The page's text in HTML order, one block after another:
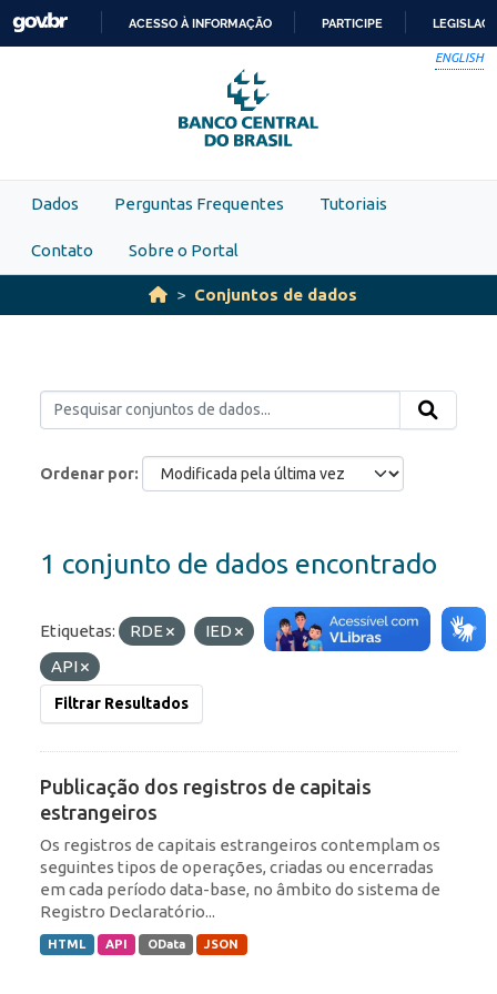
Skip to main content
PARA
O
CONTEÚDO
ACESSO À INFORMAÇÃO PARTICIPE
ENGLISH
Dados Perguntas Frequentes Tutoriais
Contato Sobre o Portal
Conjuntos de dados
Ordenar por
1 conjunto de dados encontrado
Etiquetas: RDE IED Formatos:
OData
API
Filtrar Resultados
Publicação dos registros de capitais
estrangeiros
Os registros de capitais estrangeiros contemplam os
seguintes tipos de operações, criadas ou encerradas
em cada período data-base, no âmbito do sistema de
Registro Declaratório...
HTML API OData JSON